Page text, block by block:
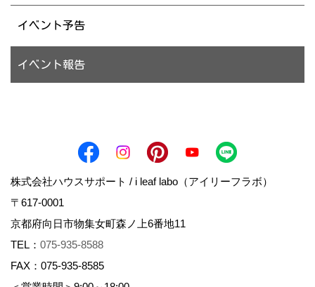
イベント予告
イベント報告
株式会社ハウスサポート / i leaf labo（アイリーフラボ）
〒617-0001
京都府向日市物集女町森ノ上6番地11
TEL： 075-935-8588
FAX：075-935-8585